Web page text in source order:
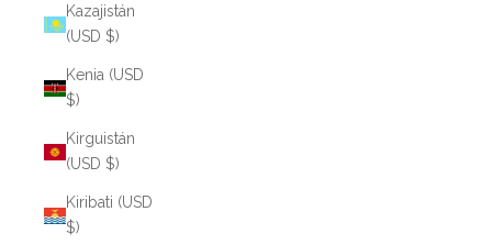
Kazajistán
(USD $)
Kenia (USD
$)
Kirguistán
(USD $)
Kiribati (USD
$)